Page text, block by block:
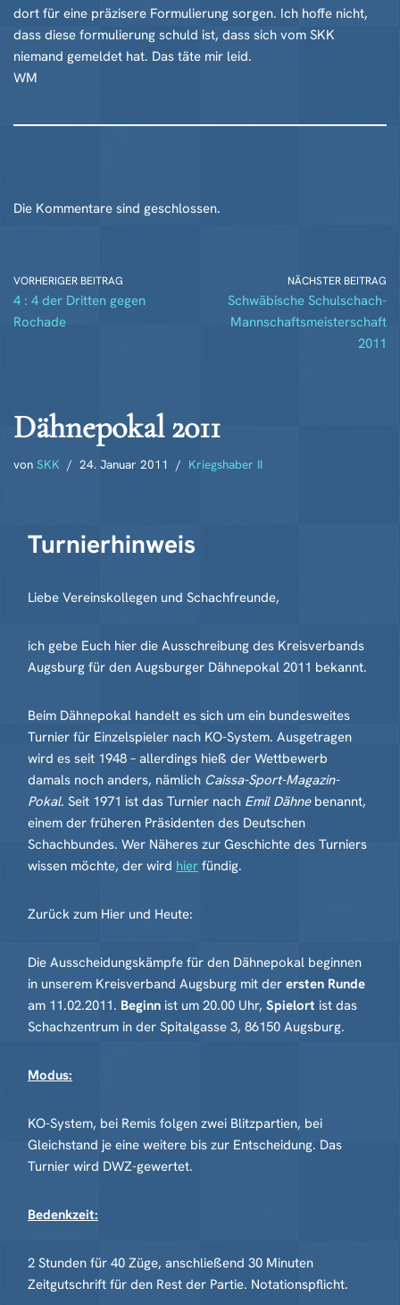
dort für eine präzisere Formulierung sorgen. Ich hoffe nicht,
dass diese formulierung schuld ist, dass sich vom SKK
niemand gemeldet hat. Das täte mir leid.
WM
Die Kommentare sind geschlossen.
VORHERIGER BEITRAG
4 : 4 der Dritten gegen
Rochade
NÄCHSTER BEITRAG
Schwäbische Schulschach-
Mannschaftsmeisterschaft
2011
Dähnepokal 2011
von SKK 24. Januar 2011 Kriegshaber II
Turnierhinweis
Liebe Vereinskollegen und Schachfreunde,
ich gebe Euch hier die Ausschreibung des Kreisverbands
Augsburg für den Augsburger Dähnepokal 2011 bekannt.
Beim Dähnepokal handelt es sich um ein bundesweites
Turnier für Einzelspieler nach KO-System. Ausgetragen
wird es seit 1948 – allerdings hieß der Wettbewerb
damals noch anders, nämlich Caissa-Sport-Magazin-
Pokal. Seit 1971 ist das Turnier nach Emil Dähnebenannt,
einem der früheren Präsidenten des Deutschen
Schachbundes. Wer Näheres zur Geschichte des Turniers
wissen möchte, der wird hier fündig.
Zurück zum Hier und Heute:
Die Ausscheidungskämpfe für den Dähnepokal beginnen
in unserem Kreisverband Augsburg mit der ersten Runde
am 11.02.2011. Beginn ist um 20.00 Uhr, Spielort ist das
Schachzentrum in der Spitalgasse 3, 86150 Augsburg.
Modus:
KO-System, bei Remis folgen zwei Blitzpartien, bei
Gleichstand je eine weitere bis zur Entscheidung. Das
Turnier wird DWZ-gewertet.
Bedenkzeit:
2 Stunden für 40 Züge, anschließend 30 Minuten
Zeitgutschrift für den Rest der Partie. Notationspflicht.